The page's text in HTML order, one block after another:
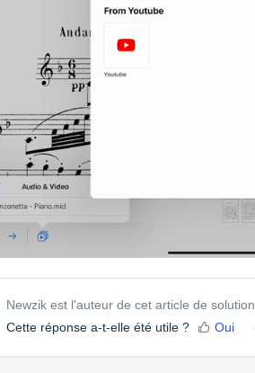
Newzik est l'auteur de cet article de solution.
Cette réponse a-t-elle été utile ?
Oui